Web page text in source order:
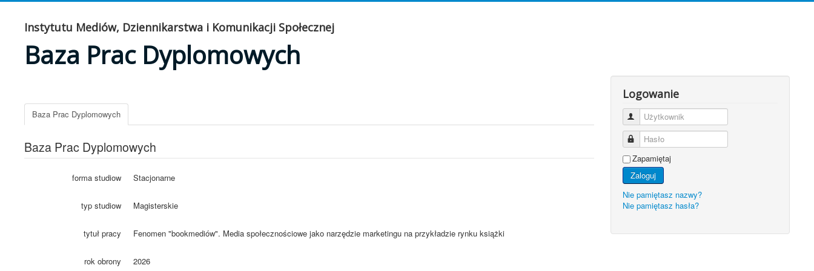
Instytutu Mediów, Dziennikarstwa i Komunikacji Społecznej
Baza Prac Dyplomowych
Baza Prac Dyplomowych
Baza Prac Dyplomowych
forma studiow Stacjonarne
typ studiow Magisterskie
tytuł pracy Fenomen "bookmediów". Media społecznościowe jako narzędzie marketingu na przykładzie rynku książki
rok obrony 2026
Logowanie
Użytkownik
Hasło
Zapamiętaj
Zaloguj
Nie pamiętasz nazwy?
Nie pamiętasz hasła?